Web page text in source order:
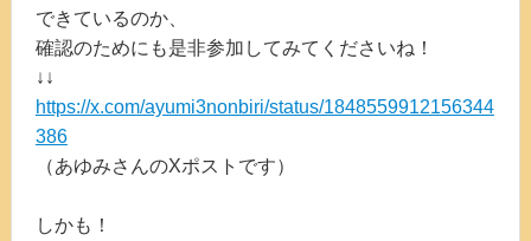
できているのか、
確認のためにも是非参加してみてくださいね！
↓↓
https://x.com/ayumi3nonbiri/status/1848559912156344
386
（あゆみさんのXポストです）
しかも！